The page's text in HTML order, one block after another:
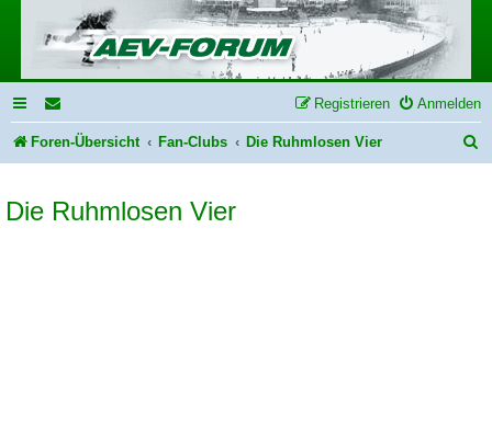
Anmelden
Registrieren
Foren-Übersicht Fan-Clubs Die Ruhmlosen Vier
Die Ruhmlosen Vier